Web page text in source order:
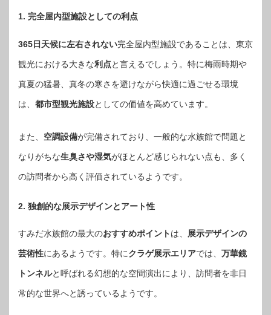
1. 完全屋内型施設としての利点
365日天候に左右されない完全屋内型施設であることは、東京
観光における大きな利点と言えるでしょう。特に梅雨時期や
真夏の猛暑、真冬の寒さを避けながら快適に過ごせる環境
は、 都市型観光施設としての価値を高めています。
また、 空調設備が完備されており、一般的な水族館で問題と
なりがちな生臭さや湿気がほとんど感じられない点も、多く
の訪問者から高く評価されているようです。
2. 独創的な展示デザインとアート性
すみだ水族館の最大のおすすめポイントは、 展示デザインの
芸術性にあるようです。特にクラゲ展示エリアでは、 万華鏡
トンネルと呼ばれる幻想的な空間演出により、訪問者を非日
常的な世界へと誘っているようです。